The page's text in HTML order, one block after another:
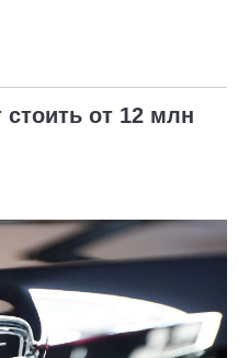
стоить от 12 млн